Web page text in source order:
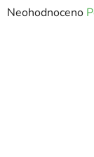
Průměrné
Neohodnoceno